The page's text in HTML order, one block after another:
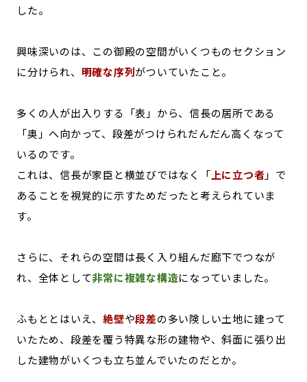
した。
興味深いのは、この御殿の空間がいくつものセクション
に分けられ、 明確な序列がついていたこと。
多くの人が出入りする「表」から、信長の居所である
「奥」へ向かって、段差がつけられだんだん高くなって
いるのです。
これは、信長が家臣と横並びではなく「 上に立つ者」で
あることを視覚的に示すためだったと考えられていま
す。
さらに、それらの空間は長く入り組んだ廊下でつなが
れ、全体として非常に複雑な構造になっていました。
ふもととはいえ、 絶壁や段差の多い険しい土地に建って
いたため、段差を覆う特異な形の建物や、斜面に張り出
した建物がいくつも立ち並んでいたのだとか。